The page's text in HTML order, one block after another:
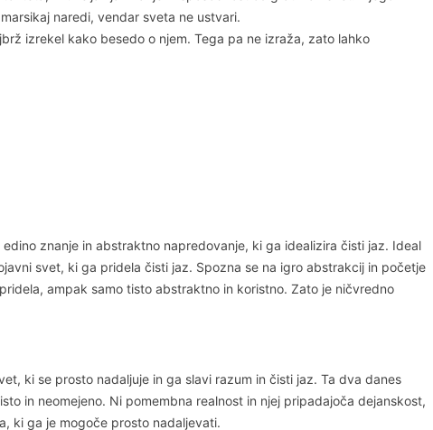
naredi, vendar sveta ne ustvari.
izrekel kako besedo o njem. Tega pa ne izraža, zato lahko
znanje in abstraktno napredovanje, ki ga idealizira čisti jaz. Ideal
svet, ki ga pridela čisti jaz. Spozna se na igro abstrakcij in početje
ampak samo tisto abstraktno in koristno. Zato je ničvredno
ki se prosto nadaljuje in ga slavi razum in čisti jaz. Ta dva danes
in neomejeno. Ni pomembna realnost in njej pripadajoča dejanskost,
ki ga je mogoče prosto nadaljevati.